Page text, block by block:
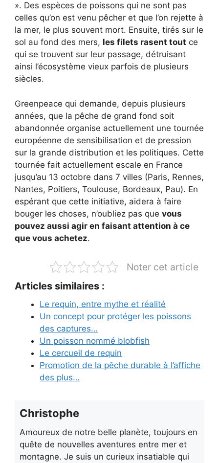
». Des espèces de poissons qui ne sont pas
celles qu’on est venu pêcher et que l’on rejette à
la mer, le plus souvent mort. Ensuite, tirés sur le
sol au fond des mers, les filets rasent tout ce
qui se trouvent sur leur passage, détruisant
ainsi l’écosystème vieux parfois de plusieurs
siècles.
Greenpeace qui demande, depuis plusieurs
années, que la pêche de grand fond soit
abandonnée organise actuellement une tournée
européenne de sensibilisation et de pression
sur la grande distribution et les politiques. Cette
tournée fait actuellement escale en France
jusqu’au 13 octobre dans 7 villes (Paris, Rennes,
Nantes, Poitiers, Toulouse, Bordeaux, Pau). En
espérant que cette initiative, aidera à faire
bouger les choses, n’oubliez pas que vous
pouvez aussi agir en faisant attention à ce
que vous achetez.
Noter cet article
Articles similaires :
Le requin, entre mythe et réalité
Un concept pour protéger les poissons
des captures…
Un poisson nommé blobfish
Le cercueil de requin
Promotion de la pêche durable à l’affiche
des plus…
Christophe
Amoureux de notre belle planète, toujours en
quête de nouvelles aventures entre mer et
montagne. Je suis un curieux insatiable qui